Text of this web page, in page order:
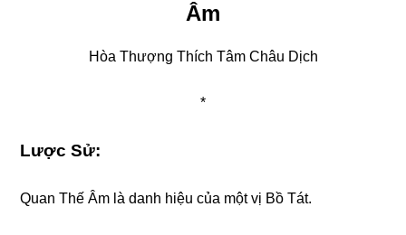
Âm
Hòa Thượng Thích Tâm Châu Dịch
*
Lược Sử:
Quan Thế Âm là danh hiệu của một vị Bồ Tát.